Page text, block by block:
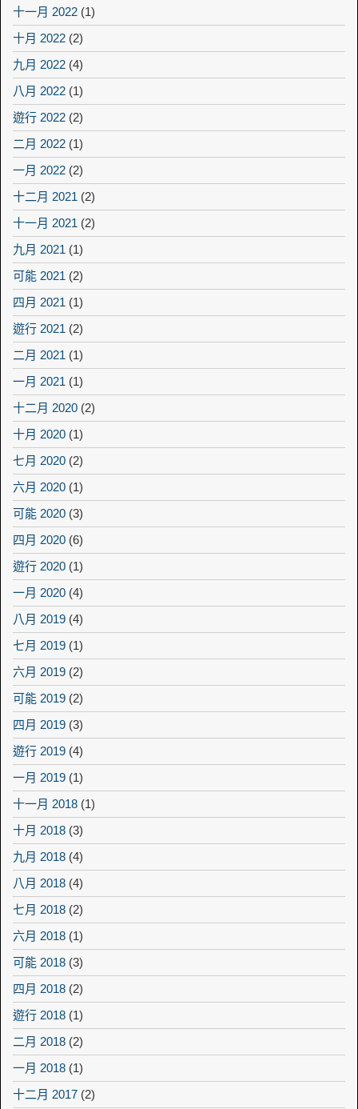
十一月 2022 (1)
十月 2022 (2)
九月 2022 (4)
八月 2022 (1)
遊行 2022 (2)
二月 2022 (1)
一月 2022 (2)
十二月 2021 (2)
十一月 2021 (2)
九月 2021 (1)
可能 2021 (2)
四月 2021 (1)
遊行 2021 (2)
二月 2021 (1)
一月 2021 (1)
十二月 2020 (2)
十月 2020 (1)
七月 2020 (2)
六月 2020 (1)
可能 2020 (3)
四月 2020 (6)
遊行 2020 (1)
一月 2020 (4)
八月 2019 (4)
七月 2019 (1)
六月 2019 (2)
可能 2019 (2)
四月 2019 (3)
遊行 2019 (4)
一月 2019 (1)
十一月 2018 (1)
十月 2018 (3)
九月 2018 (4)
八月 2018 (4)
七月 2018 (2)
六月 2018 (1)
可能 2018 (3)
四月 2018 (2)
遊行 2018 (1)
二月 2018 (2)
一月 2018 (1)
十二月 2017 (2)